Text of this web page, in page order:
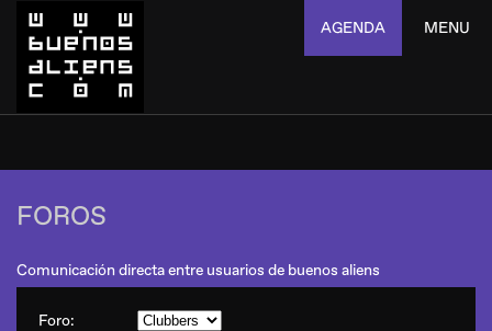
AGENDA MENU
FOROS
Comunicación directa entre usuarios de buenos aliens
Foro: